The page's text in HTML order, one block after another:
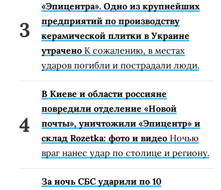
«Эпицентра». Одно из крупнейших
предприятий по производству
керамической плитки в Украине
утрачено К сожалению, в местах
ударов погибли и пострадали люди.
В Киеве и области россияне
повредили отделение «Новой
почты», уничтожили «Эпицентр» и
склад Rozetka: фото и видео Ночью
враг нанес удар по столице и региону.
За ночь СБС ударили по 10